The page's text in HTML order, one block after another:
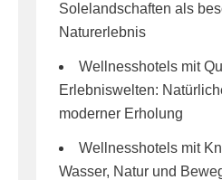
Solelandschaften als
Naturerlebnis
Wellnesshotels mit
Erlebniswelten:
moderner Erholung
Wellnesshotels mit
Wasser, Natur und